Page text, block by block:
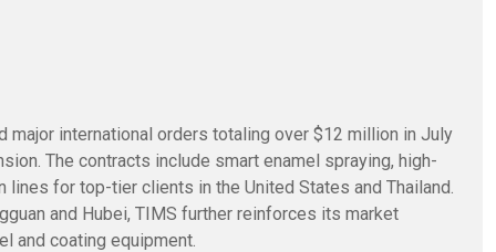
international orders totaling over $12 million in July
The contracts include smart enamel spraying, high-
for top-tier clients in the United States and Thailand.
and Hubei, TIMS further reinforces its market
and coating equipment.